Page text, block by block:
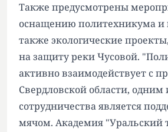
Также предусмотрены
оснащению политехникума
также экологические
на защиту реки Чусовой.
активно взаимодействует с
Свердловской области,
сотрудничества является
мячом. Академия "Уральский